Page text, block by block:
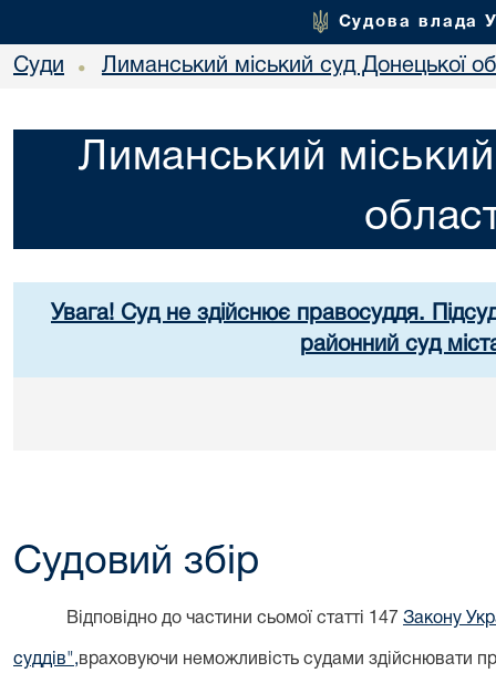
Судова влада
Суди • Лиманський міський суд Донецької
Лиманський
Увага! Суд не здійснює правосуддя.
районний суд
Судовий збір
Відповідно до частини сьомої статті 147 Закону
суддів", враховуючи неможливість судами здійснювати